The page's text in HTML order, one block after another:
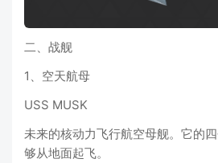
二、战舰
1、空天航母
USS MUSK
未来的核动力飞行航空母舰。它的
够从地面起飞。